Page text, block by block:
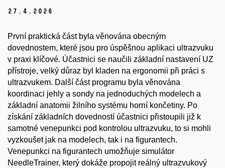
27. 4. 2026
První praktická část byla věnována obecným
dovednostem, které jsou pro úspěšnou aplikaci ultrazvuku
v praxi klíčové. Účastnici se naučili základní nastavení UZ
přístroje, velký důraz byl kladen na ergonomii při práci s
ultrazvukem. Další část programu byla věnována
koordinaci jehly a sondy na jednoduchých modelech a
základní anatomii žilního systému horní končetiny. Po
získání základních dovedností účastnici přistoupili již k
samotné venepunkci pod kontrolou ultrazvuku, to si mohli
vyzkoušet jak na modelech, tak i na figurantech.
Venepunkci na figurantech umožňuje simulátor
NeedleTrainer, který dokáže propojit reálný ultrazvukový